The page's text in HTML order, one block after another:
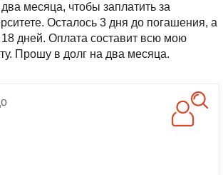
месяца, чтобы заплатить за
Осталось 3 дня до погашения, а
дней. Оплата составит всю мою
Прошу в долг на два месяца.